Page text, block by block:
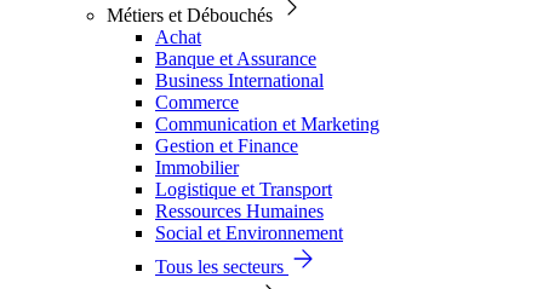
Métiers et Débouchés
Achat
Banque et Assurance
Business International
Commerce
Communication et Marketing
Gestion et Finance
Immobilier
Logistique et Transport
Ressources Humaines
Social et Environnement
Tous les secteurs